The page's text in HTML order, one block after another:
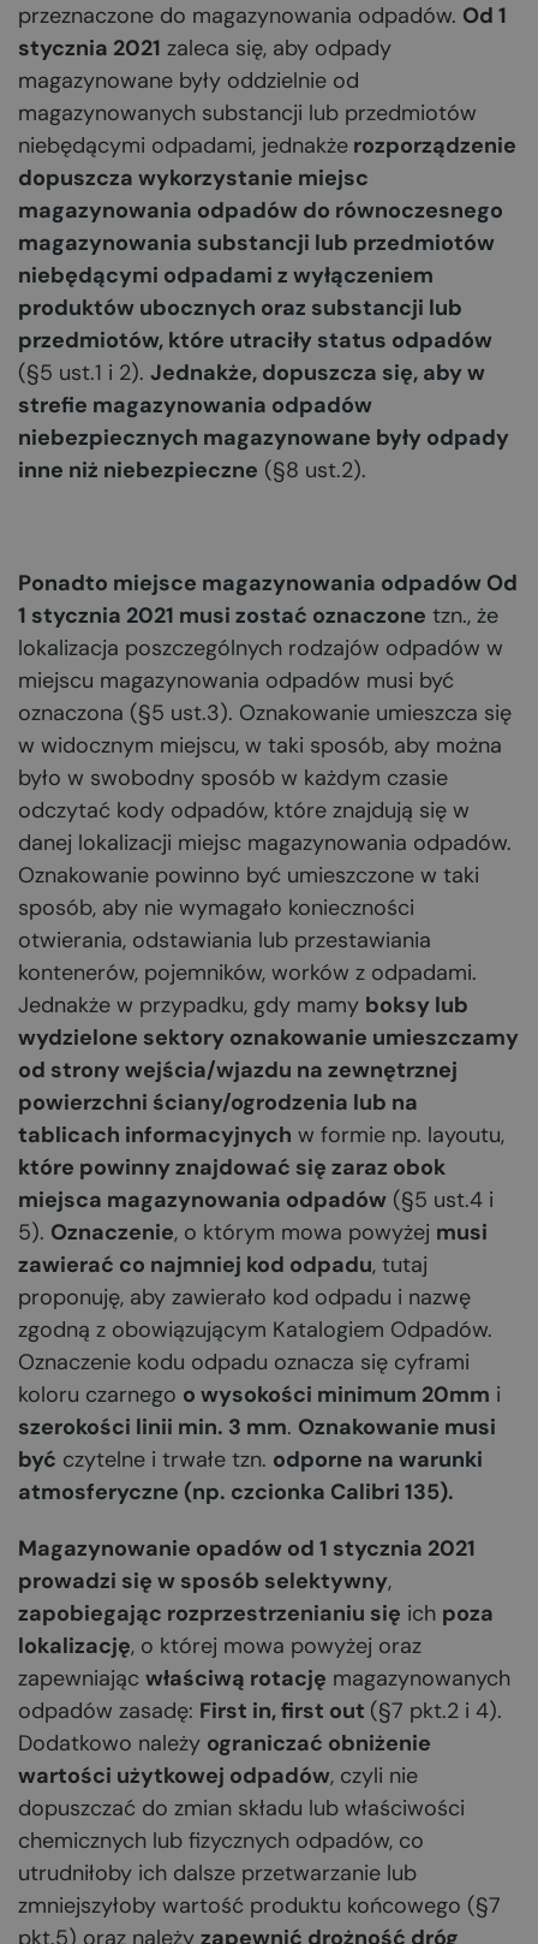
przeznaczone do magazynowania odpadów. Od 1
stycznia 2021 zaleca się, aby odpady
magazynowane były oddzielnie od
magazynowanych substancji lub przedmiotów
niebędącymi odpadami, jednakże rozporządzenie
dopuszcza wykorzystanie miejsc
magazynowania odpadów do równoczesnego
magazynowania substancji lub przedmiotów
niebędącymi odpadami z wyłączeniem
produktów ubocznych oraz substancji lub
przedmiotów, które utraciły status odpadów
(§5 ust.1 i 2). Jednakże, dopuszcza się, aby w
strefie magazynowania odpadów
niebezpiecznych magazynowane były odpady
inne niż niebezpieczne (§8 ust.2).
Ponadto miejsce magazynowania odpadów Od
1 stycznia 2021 musi zostać oznaczone tzn., że
lokalizacja poszczególnych rodzajów odpadów w
miejscu magazynowania odpadów musi być
oznaczona (§5 ust.3). Oznakowanie umieszcza się
w widocznym miejscu, w taki sposób, aby można
było w swobodny sposób w każdym czasie
odczytać kody odpadów, które znajdują się w
danej lokalizacji miejsc magazynowania odpadów.
Oznakowanie powinno być umieszczone w taki
sposób, aby nie wymagało konieczności
otwierania, odstawiania lub przestawiania
kontenerów, pojemników, worków z odpadami.
Jednakże w przypadku, gdy mamy boksy lub
wydzielone sektory oznakowanie umieszczamy
od strony wejścia/wjazdu na zewnętrznej
powierzchni ściany/ogrodzenia lub na
tablicach informacyjnych w formie np. layoutu,
które powinny znajdować się zaraz obok
miejsca magazynowania odpadów (§5 ust.4 i
5). Oznaczenie, o którym mowa powyżej musi
zawierać co najmniej kod odpadu, tutaj
proponuję, aby zawierało kod odpadu i nazwę
zgodną z obowiązującym Katalogiem Odpadów.
Oznaczenie kodu odpadu oznacza się cyframi
koloru czarnego o wysokości minimum 20mm i
szerokości linii min. 3 mm. Oznakowanie musi
być czytelne i trwałe tzn. odporne na warunki
atmosferyczne (np. czcionka Calibri 135).
Magazynowanie opadów od 1 stycznia 2021
prowadzi się w sposób selektywny,
zapobiegając rozprzestrzenianiu się ich poza
lokalizację, o której mowa powyżej oraz
zapewniając właściwą rotację magazynowanych
odpadów zasadę: First in, first out (§7 pkt.2 i 4).
Dodatkowo należy ograniczać obniżenie
wartości użytkowej odpadów, czyli nie
dopuszczać do zmian składu lub właściwości
chemicznych lub fizycznych odpadów, co
utrudniłoby ich dalsze przetwarzanie lub
zmniejszyłoby wartość produktu końcowego (§7
pkt.5) oraz należy zapewnić drożność dróg